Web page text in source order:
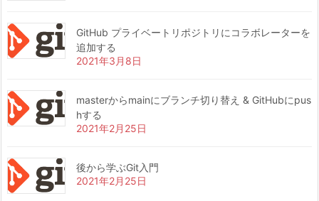
GitHub プライベートリポジトリにコラボレーターを
追加する
2021年3月8日
masterからmainにブランチ切り替え & GitHubにpus
hする
2021年2月25日
後から学ぶGit入門
2021年2月25日